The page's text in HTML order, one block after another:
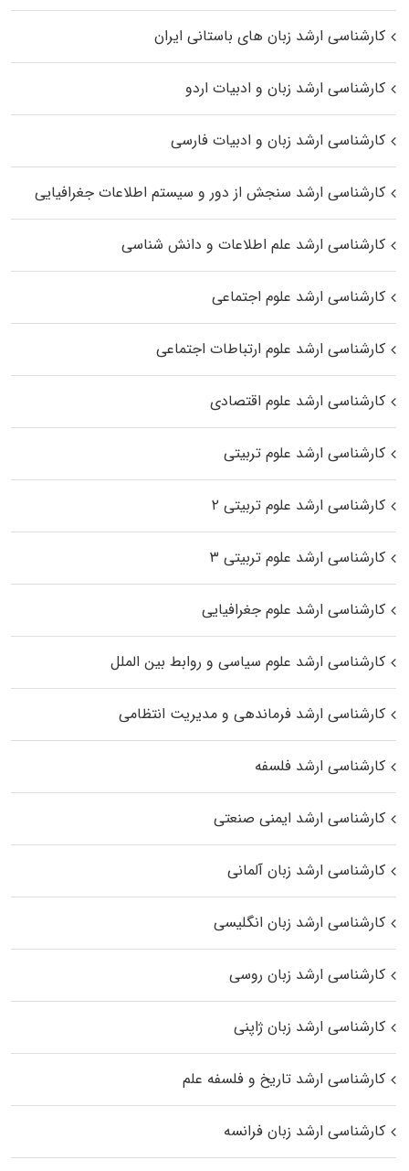
کارشناسی ارشد زبان‌ های باستانی ایران
کارشناسی ارشد زبان و ادبیات اردو
کارشناسی ارشد زبان و ادبیات فارسی
کارشناسی ارشد سنجش از دور و سیستم اطلاعات جغرافیایی
کارشناسی ارشد علم اطلاعات و دانش شناسی
کارشناسی ارشد علوم اجتماعی
کارشناسی ارشد علوم ارتباطات اجتماعی
کارشناسی ارشد علوم اقتصادی
کارشناسی ارشد علوم تربیتی
کارشناسی ارشد علوم تربیتی ۲
کارشناسی ارشد علوم تربیتی ۳
کارشناسی ارشد علوم جغرافیایی
کارشناسی ارشد علوم سیاسی و روابط بین الملل
کارشناسی ارشد فرماندهی و مدیریت انتظامی
کارشناسی ارشد فلسفه
کارشناسی ارشد ایمنی صنعتی
کارشناسی ارشد زبان آلمانی
کارشناسی ارشد زبان انگلیسی
کارشناسی ارشد زبان روسی
کارشناسی ارشد زبان ژاپنی
کارشناسی ارشد تاریخ و فلسفه علم
کارشناسی ارشد زبان فرانسه